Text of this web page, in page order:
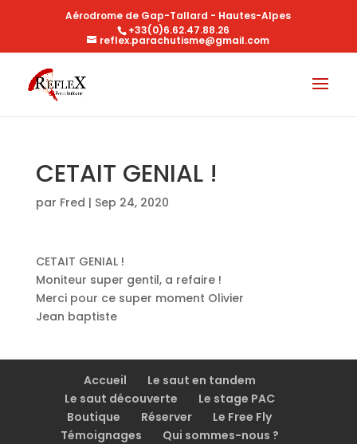
Aérodrome de Gap-Tallard - Hautes-Alpes
+33(0)6.62.47.88.26
reflex.parachutisme@gmail.com
CETAIT GENIAL !
par Fred | Sep 24, 2020
CETAIT GENIAL !
Moniteur super gentil, a refaire !
Merci pour ce super moment Olivier
Jean baptiste
Accueil
Le saut en tandem
Le saut découverte
Le stage PAC
Boutique
Réserver
Le Free Fly
Témoignages
Qui sommes-nous ?